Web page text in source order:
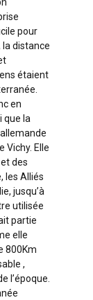
pour
la distance
étaient
en
que la
Vichy. Elle
des
les Alliés
jusqu’à
utilisée
partie
elle
800Km
,
l’époque.